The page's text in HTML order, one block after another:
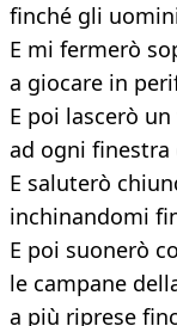
finché gli uomini
E mi fermerò
a giocare in
E poi lascerò
ad ogni finestra
E saluterò
inchinandomi
E poi suonerò
le campane
a più riprese